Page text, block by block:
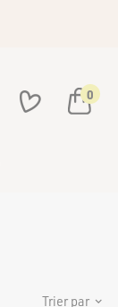
0
Trier par